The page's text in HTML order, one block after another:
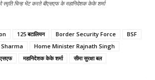
स्मृति चिन्ह भेंट करते बीएसएफ के महानिदेशक केके शर्मा
125 बटालियन Border Security Force
BSF
Home Minister Rajnath Singh
महानिदेशक केके शर्मा सीमा सुरक्षा बल